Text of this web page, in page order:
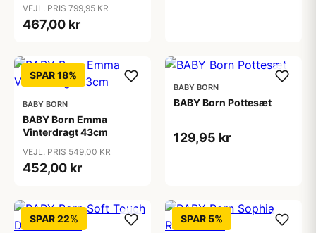
VEJL. PRIS 799,95 KR
467,00 kr
SPAR 18%
BABY BORN
BABY Born Emma
Vinterdragt 43cm
VEJL. PRIS 549,00 KR
452,00 kr
BABY BORN
BABY Born Pottesæt
129,95 kr
SPAR 22% SPAR 5%